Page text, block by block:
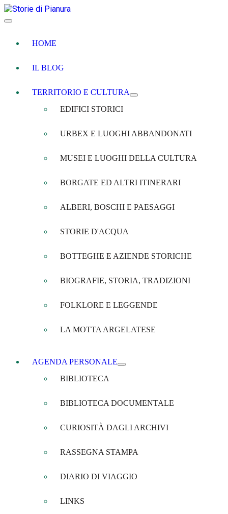
HOME
IL BLOG
TERRITORIO E CULTURA
EDIFICI STORICI
URBEX E LUOGHI ABBANDONATI
MUSEI E LUOGHI DELLA CULTURA
BORGATE ED ALTRI ITINERARI
ALBERI, BOSCHI E PAESAGGI
STORIE D'ACQUA
BOTTEGHE E AZIENDE STORICHE
BIOGRAFIE, STORIA, TRADIZIONI
FOLKLORE E LEGGENDE
LA MOTTA ARGELATESE
AGENDA PERSONALE
BIBLIOTECA
BIBLIOTECA DOCUMENTALE
CURIOSITÀ DAGLI ARCHIVI
RASSEGNA STAMPA
DIARIO DI VIAGGIO
LINKS